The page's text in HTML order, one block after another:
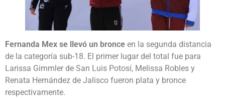
Fernanda Mex se llevó un bronce en la segunda distancia
de la categoría sub-18. El primer lugar del total fue para
Larissa Gimmler de San Luis Potosí, Melissa Robles y
Renata Hernández de Jalisco fueron plata y bronce
respectivamente.